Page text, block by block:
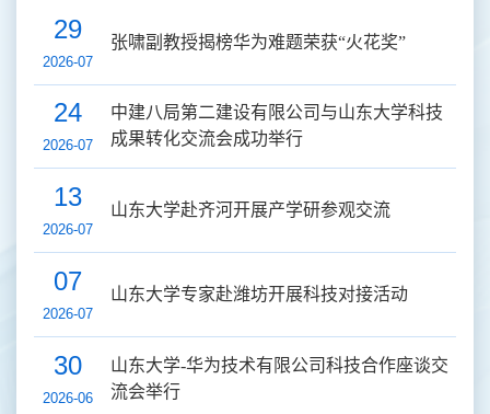
29
2026-07
张啸副教授揭榜华为难题荣获“火花奖”
24
2026-07
中建八局第二建设有限公司与山东大学科技
成果转化交流会成功举行
13
2026-07
山东大学赴齐河开展产学研参观交流
07
2026-07
山东大学专家赴潍坊开展科技对接活动
30
2026-06
山东大学-华为技术有限公司科技合作座谈交
流会举行